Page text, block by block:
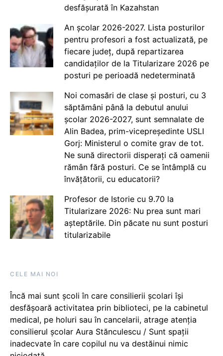
desfășurată în Kazahstan
An școlar 2026-2027. Lista posturilor
pentru profesori a fost actualizată, pe
fiecare județ, după repartizarea
candidaților de la Titularizare 2026 pe
posturi pe perioadă nedeterminată
Noi comasări de clase și posturi, cu 3
săptămâni până la debutul anului
școlar 2026-2027, sunt semnalate de
Alin Badea, prim-vicepreședinte USLI
Gorj: Ministerul o comite grav de tot.
Ne sună directorii disperați că oamenii
rămân fără posturi. Ce se întâmplă cu
învățătorii, cu educatorii?
Profesor de Istorie cu 9.70 la
Titularizare 2026: Nu prea sunt mari
așteptările. Din păcate nu sunt posturi
titularizabile
CELE MAI NOI
Încă mai sunt școli în care consilierii școlari își
desfășoară activitatea prin biblioteci, pe la cabinetul
medical, pe holuri sau în cancelarii, atrage atenția
consilierul școlar Aura Stănculescu / Sunt spații
inadecvate în care copilul nu va destăinui nimic